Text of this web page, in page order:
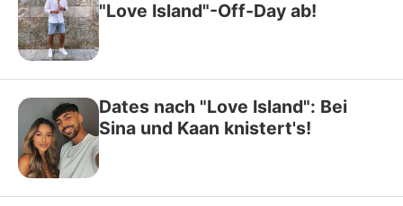
"Love Island"-Off-Day ab!
Dates nach "Love Island": Bei
Sina und Kaan knistert's!